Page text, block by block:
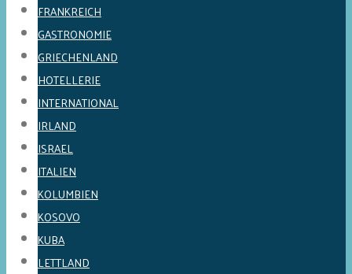
FRANKREICH
GASTRONOMIE
GRIECHENLAND
HOTELLERIE
INTERNATIONAL
IRLAND
ISRAEL
ITALIEN
KOLUMBIEN
KOSOVO
KUBA
LETTLAND